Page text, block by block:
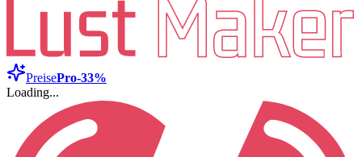
PreisePro-33%
Loading...